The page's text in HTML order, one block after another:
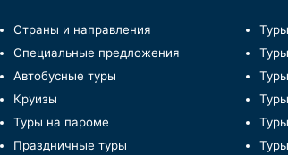
Страны и направления
Специальные предложения
Автобусные туры
Круизы
Туры на пароме
Праздничные туры